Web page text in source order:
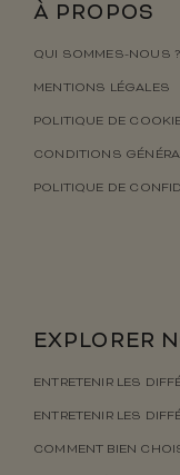
À PROPOS
QUI SOMMES-NOUS ?
MENTIONS LÉGALES
POLITIQUE DE
CONDITIONS
POLITIQUE DE
EXPLORER
ENTRETENIR LES
ENTRETENIR LES
COMMENT BIEN